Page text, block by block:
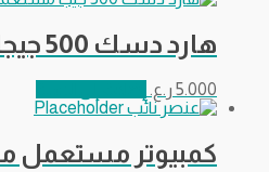
هارد دسك 500 جيجا مستعمل HDD
5.000 ر.ع.
كمبيوتر مستعمل